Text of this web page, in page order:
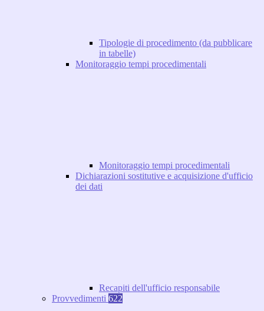
Tipologie di procedimento (da pubblicare
in tabelle)
Monitoraggio tempi procedimentali
Monitoraggio tempi procedimentali
Dichiarazioni sostitutive e acquisizione d'ufficio
dei dati
Recapiti dell'ufficio responsabile
Provvedimenti 622